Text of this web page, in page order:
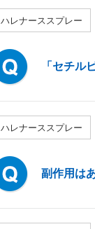
ハレナーススプレー
「セチル
ハレナーススプレー
副作用は